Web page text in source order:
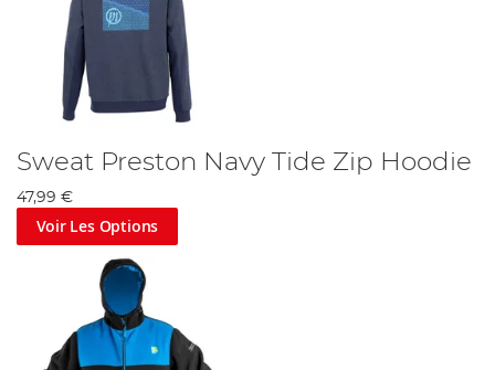
Sweat Preston Navy Tide Zip Hoodie
47,99 €
Voir Les Options